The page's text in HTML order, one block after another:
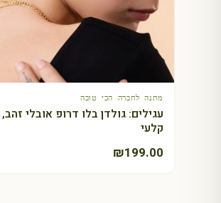
+ הוספה לסל חנות מתנות אונליין
שרשרת מיסטיקל: מזל בתולה - כסף
₪150.00
+ הוספה לסלמתנה לחברה הכי טובה
עגילים: גולדן בלו דרופ אובלי
קלעי
₪199.00